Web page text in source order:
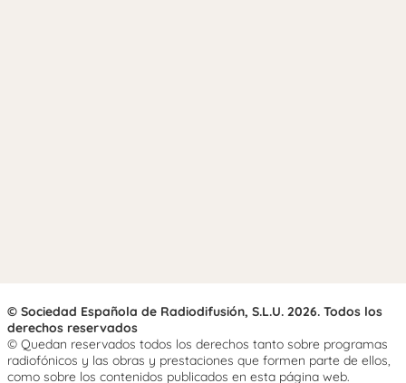
© Sociedad Española de Radiodifusión, S.L.U. 2026. Todos los
derechos reservados
© Quedan reservados todos los derechos tanto sobre programas
radiofónicos y las obras y prestaciones que formen parte de ellos,
como sobre los contenidos publicados en esta página web.